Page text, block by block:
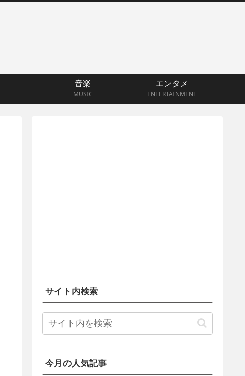
音楽
MUSIC
エンタメ
ENTERTAINMENT
サイト内検索
今月の人気記事